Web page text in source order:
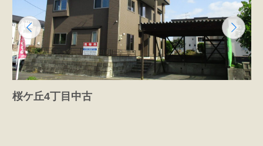
桜ケ丘4丁目中古